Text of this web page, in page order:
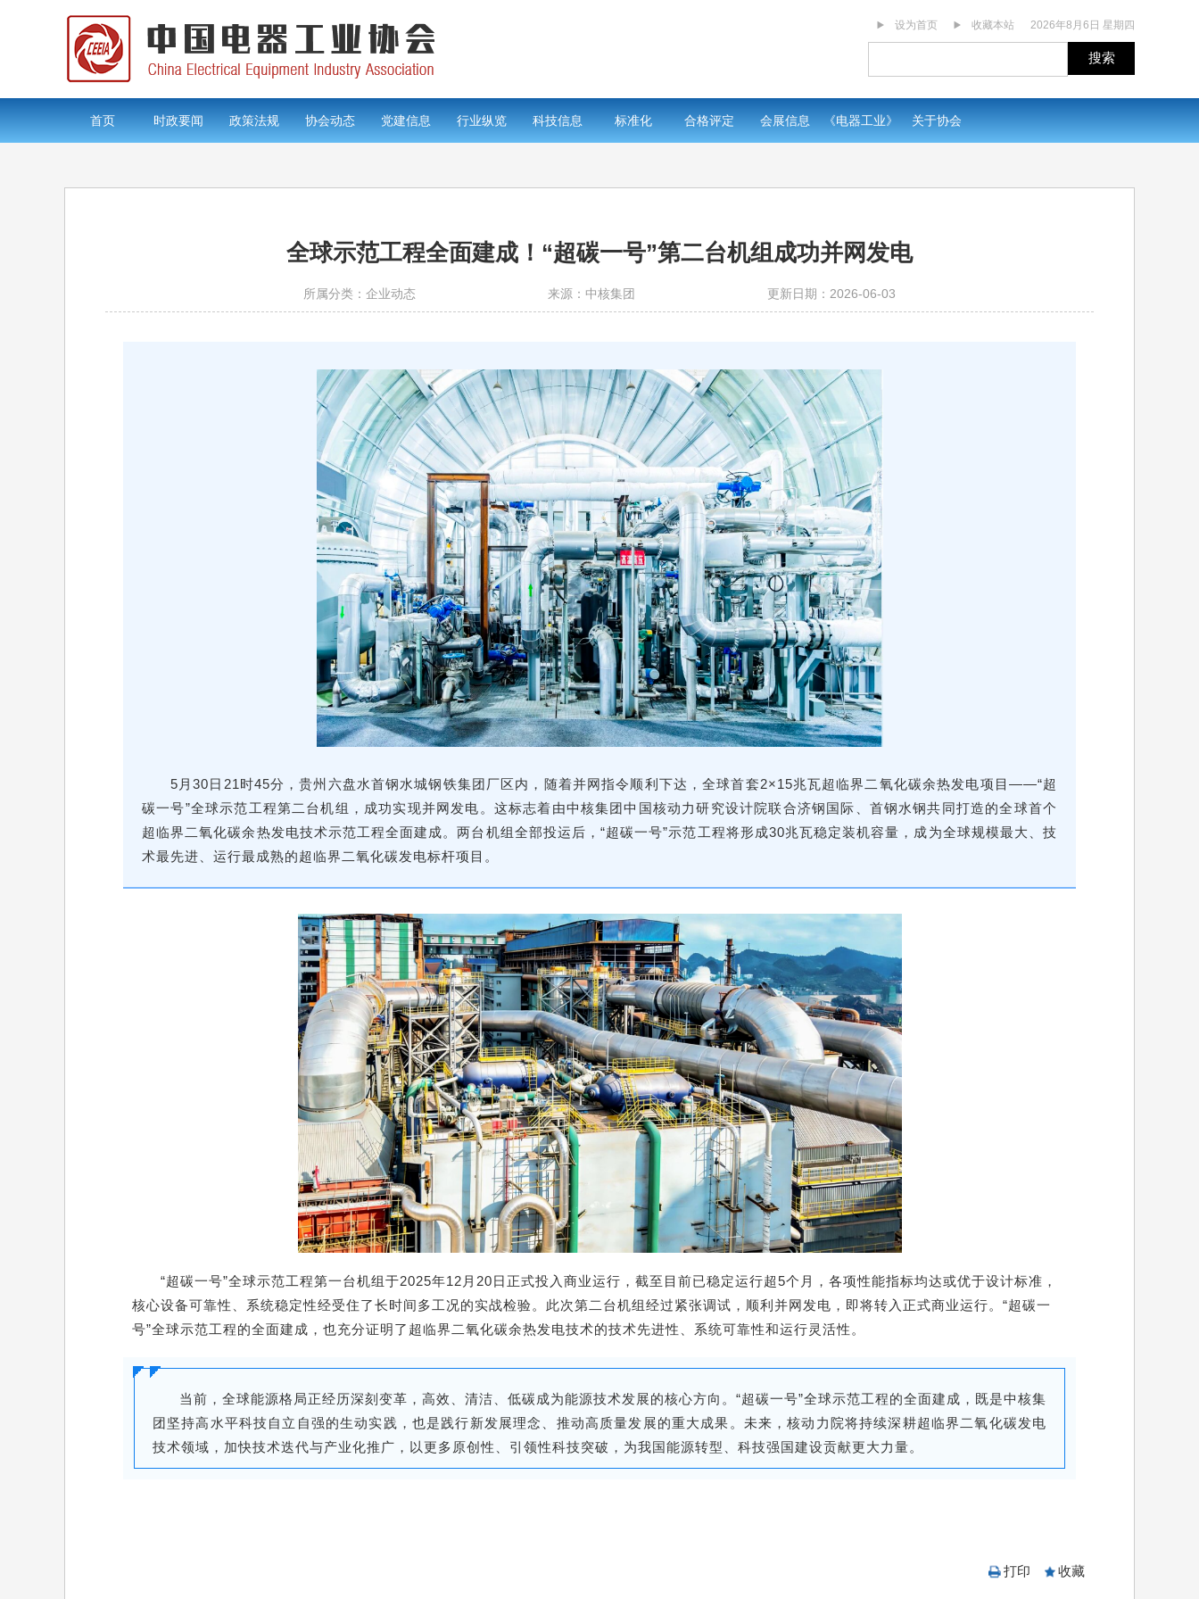
设为首页 收藏本站 2026年8月6日 星期四
搜索
首页 时政要闻 政策法规 协会动态 党建信息 行业纵览 科技信息 标准化 合格评定 会展信息 《电器工业》 关于协会
全球示范工程全面建成！“超碳一号”第二台机组成功并网发电
所属分类：企业动态 来源：中核集团 更新日期：2026-06-03
5月30日21时45分，贵州六盘水首钢水城钢铁集团厂区内，随着并网指令顺利下达，全球首套2×15兆瓦超临界二氧化碳余热发电项目——“超
碳一号”全球示范工程第二台机组，成功实现并网发电。这标志着由中核集团中国核动力研究设计院联合济钢国际、首钢水钢共同打造的全球首个
超临界二氧化碳余热发电技术示范工程全面建成。两台机组全部投运后，“超碳一号”示范工程将形成30兆瓦稳定装机容量，成为全球规模最大、技
术最先进、运行最成熟的超临界二氧化碳发电标杆项目。
“超碳一号”全球示范工程第一台机组于2025年12月20日正式投入商业运行，截至目前已稳定运行超5个月，各项性能指标均达或优于设计标准，
核心设备可靠性、系统稳定性经受住了长时间多工况的实战检验。此次第二台机组经过紧张调试，顺利并网发电，即将转入正式商业运行。“超碳一
号”全球示范工程的全面建成，也充分证明了超临界二氧化碳余热发电技术的技术先进性、系统可靠性和运行灵活性。
当前，全球能源格局正经历深刻变革，高效、清洁、低碳成为能源技术发展的核心方向。“超碳一号”全球示范工程的全面建成，既是中核集
团坚持高水平科技自立自强的生动实践，也是践行新发展理念、推动高质量发展的重大成果。未来，核动力院将持续深耕超临界二氧化碳发电
技术领域，加快技术迭代与产业化推广，以更多原创性、引领性科技突破，为我国能源转型、科技强国建设贡献更大力量。
打印 收藏